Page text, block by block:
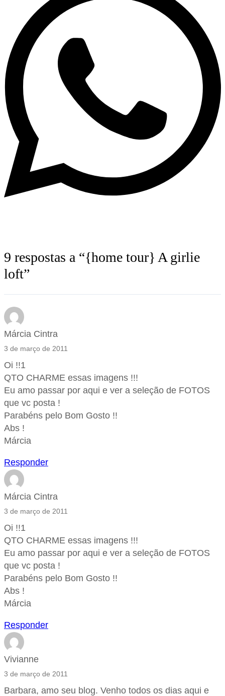
9 respostas a “{home tour} A girlie
loft”
Márcia Cintra
3 de março de 2011
Oi !!1
QTO CHARME essas imagens !!!
Eu amo passar por aqui e ver a seleção de FOTOS
que vc posta !
Parabéns pelo Bom Gosto !!
Abs !
Márcia
Responder
Márcia Cintra
3 de março de 2011
Oi !!1
QTO CHARME essas imagens !!!
Eu amo passar por aqui e ver a seleção de FOTOS
que vc posta !
Parabéns pelo Bom Gosto !!
Abs !
Márcia
Responder
Vivianne
3 de março de 2011
Barbara, amo seu blog. Venho todos os dias aqui e